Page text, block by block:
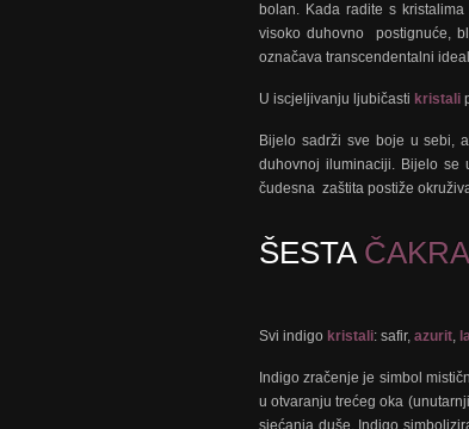
bolan. Kada radite s
visoko duhovno postignuće,
označava transcendentalni
U iscjeljivanju ljubičasti kristali
Bijelo sadrži sve boje u sebi,
duhovnoj iluminaciji. Bijelo se
čudesna zaštita postiže
ŠESTA
Svi indigo kristali: safir, azurit,
Indigo zračenje je simbol
u otvaranju trećeg oka
sjećanja duše. Indigo